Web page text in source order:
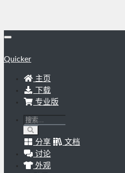
Quicker
主页
下载
专业版
分享
文档
讨论
外观